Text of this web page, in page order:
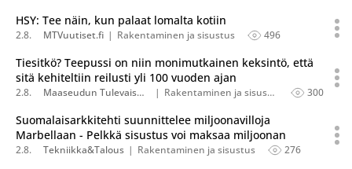
HSY: Tee näin, kun palaat lomalta kotiin
2.8. MTVuutiset.fi Rakentaminen ja sisustus 496
Tiesitkö? Teepussi on niin monimutkainen keksintö, että
sitä kehiteltiin reilusti yli 100 vuoden ajan
2.8. Maaseudun Tulevaisuus Rakentaminen ja sisustus 300
Suomalaisarkkitehti suunnittelee miljoonavilloja
Marbellaan - Pelkkä sisustus voi maksaa miljoonan
2.8. Tekniikka&Talous Rakentaminen ja sisustus 276